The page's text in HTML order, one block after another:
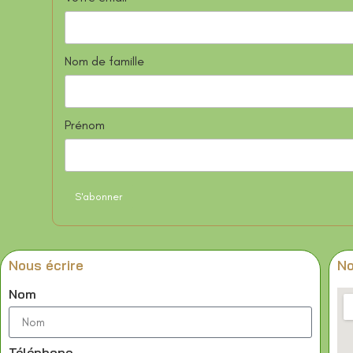
Nom de famille
Prénom
Nous écrire
Nom